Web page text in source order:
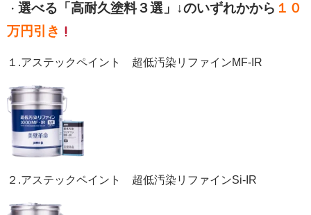
・ 選べる「高耐久塗料３選」↓のいずれかから １０
万円引き
１.アステックペイント 超低汚染リファインMF-IR
２.アステックペイント 超低汚染リファインSi-IR